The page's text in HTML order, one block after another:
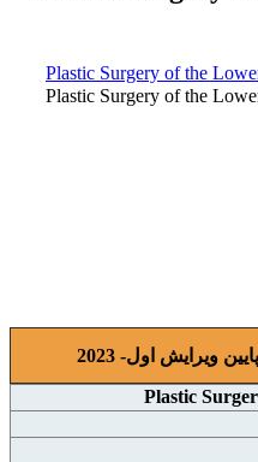
ویرایش اول- 2023
Plastic